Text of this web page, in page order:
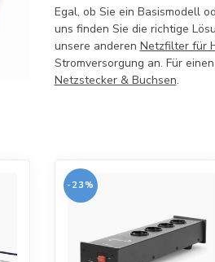
Egal, ob Sie ein Basismodell
uns finden Sie die richtige
unsere anderen Netzfilter für
Stromversorgung an. Für
Netzstecker & Buchsen.
-23%